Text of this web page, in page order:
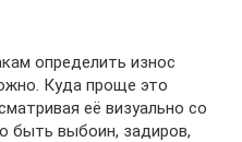
определить износ
Куда проще это
её визуально со
быть выбоин, задиров,